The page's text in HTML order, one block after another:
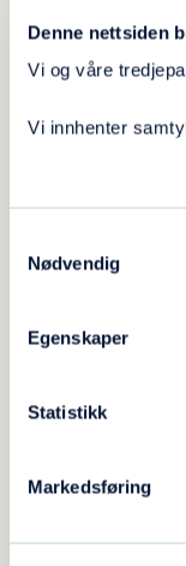
Denne nettsiden
Vi og våre
Vi innhenter
Nødvendig
Egenskaper
Statistikk
Markedsføring